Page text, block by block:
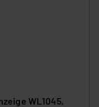
WL1045,